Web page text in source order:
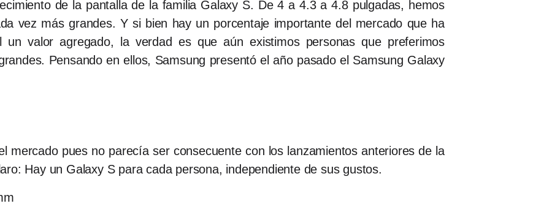
de la pantalla de la familia Galaxy S. De 4 a 4.3 a 4.8 pulgadas, hemos
vez más grandes. Y si bien hay un porcentaje importante del mercado que ha
un valor agregado, la verdad es que aún existimos personas que preferimos
Pensando en ellos, Samsung presentó el año pasado el Samsung Galaxy
mercado pues no parecía ser consecuente con los lanzamientos anteriores de la
Hay un Galaxy S para cada persona, independiente de sus gustos.